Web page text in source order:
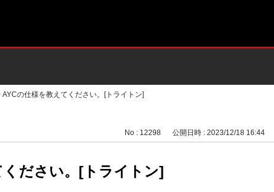
AYCの仕様を教えてください。[トライトン]
No : 12298 公開日時 : 2023/12/18 16:44
ください。[トライトン]